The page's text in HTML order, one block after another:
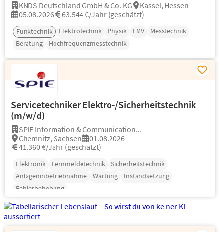
KNDS Deutschland GmbH & Co. KG
Kassel, Hessen
05.08.2026
63.544 €/Jahr (geschätzt)
Funktechnik Elektrotechnik Physik EMV
Messtechnik
Beratung
Hochfrequenzmesstechnik
Servicetechniker Elektro-/Sicherheitstechnik
(m/w/d)
SPIE Information & Communication...
Chemnitz, Sachsen
01.08.2026
41.360 €/Jahr (geschätzt)
Elektronik Fernmeldetechnik
Sicherheitstechnik
Anlageninbetriebnahme
Wartung
Instandsetzung
Fehlerbehebung